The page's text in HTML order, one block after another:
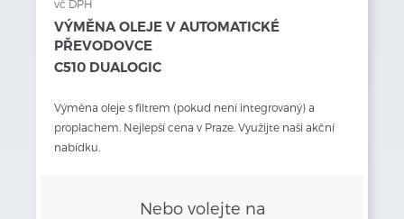
VÝMĚNA OLEJE V AUTOMATICKÉ
PŘEVODOVCE
C510 DUALOGIC
vč DPH
Výměna oleje s filtrem (pokud není integrovaný) a
proplachem. Nejlepší cena v Praze. Využijte naši akční
nabídku.
Nebo volejte na